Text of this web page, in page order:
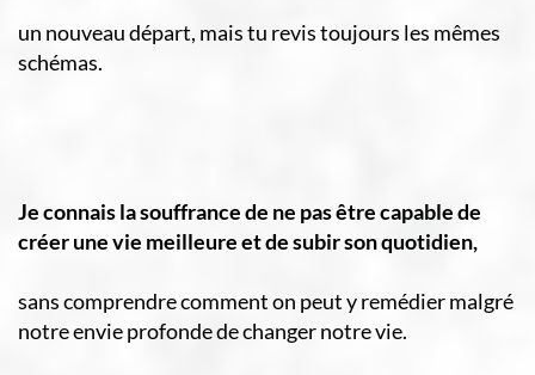
un nouveau départ, mais tu revis toujours les mêmes
schémas.
Je connais la souffrance de ne pas être capable de
créer une vie meilleure et de subir son quotidien,
sans comprendre comment on peut y remédier malgré
notre envie profonde de changer notre vie.